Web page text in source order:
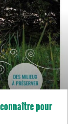
connaître pour